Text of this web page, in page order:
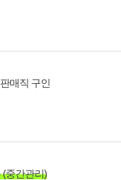
매직 구인
(중간관리)